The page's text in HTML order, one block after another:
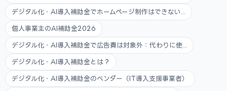
デジタル化・AI導入補助金でホームページ制作はできない...
個人事業主のAI補助金2026
デジタル化・AI導入補助金で広告費は対象外：代わりに使...
デジタル化・AI導入補助金とは？
デジタル化・AI導入補助金のベンダー（IT導入支援事業者）